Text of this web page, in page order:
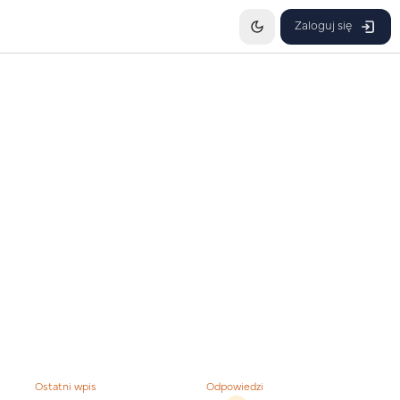
Zaloguj się
Ostatni wpis Odpowiedzi